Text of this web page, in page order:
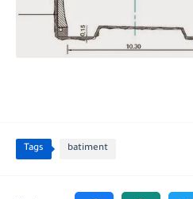
Tags batiment